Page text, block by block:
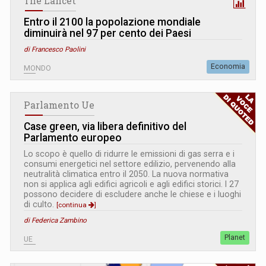
Entro il 2100 la popolazione mondiale
diminuirà nel 97 per cento dei Paesi
di Francesco Paolini
MONDO Economia
Parlamento Ue
Case green, via libera definitivo del
Parlamento europeo
Lo scopo è quello di ridurre le emissioni di gas serra e i
consumi energetici nel settore edilizio, pervenendo alla
neutralità climatica entro il 2050. La nuova normativa
non si applica agli edifici agricoli e agli edifici storici. I 27
possono decidere di escludere anche le chiese e i luoghi
di culto. [continua
]
di Federica Zambino
UE Planet